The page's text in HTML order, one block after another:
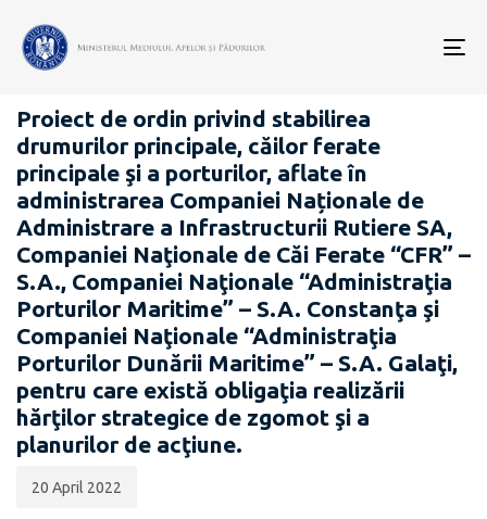
PROIECTE ACTE NORMATIVE
Proiect de ordin privind stabilirea
drumurilor principale, căilor ferate
principale şi a porturilor, aflate în
administrarea Companiei Naționale de
Administrare a Infrastructurii Rutiere SA,
Companiei Naţionale de Căi Ferate “CFR” –
S.A., Companiei Naţionale “Administraţia
Porturilor Maritime” – S.A. Constanţa şi
Companiei Naţionale “Administraţia
Porturilor Dunării Maritime” – S.A. Galaţi,
pentru care există obligaţia realizării
hărţilor strategice de zgomot şi a
planurilor de acţiune.
publicării:
20 April 2022